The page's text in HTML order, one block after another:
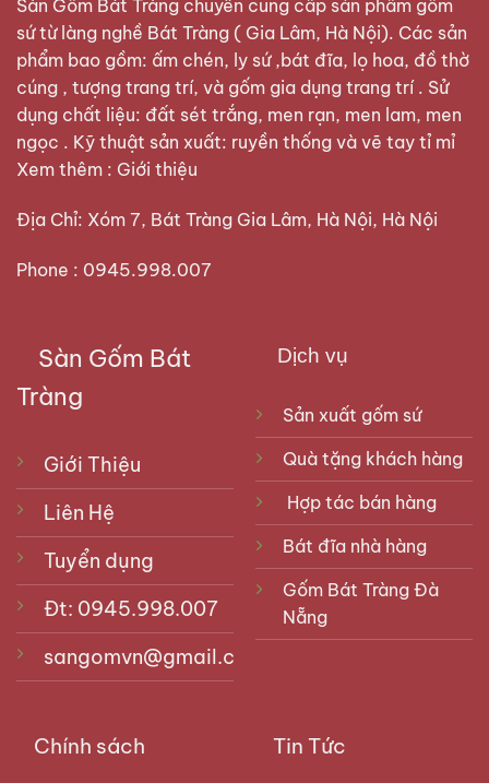
Sàn Gốm Bát Tràng chuyên cung cấp sản phẩm gốm
sứ từ làng nghề Bát Tràng ( Gia Lâm, Hà Nội). Các sản
phẩm bao gồm: ấm chén, ly sứ ,bát đĩa, lọ hoa, đồ thờ
cúng , tượng trang trí, và gốm gia dụng trang trí . Sử
dụng chất liệu: đất sét trắng, men rạn, men lam, men
ngọc . Kỹ thuật sản xuất: ruyền thống và vẽ tay tỉ mỉ
Xem thêm : Giới thiệu
Địa Chỉ: Xóm 7, Bát Tràng Gia Lâm, Hà Nội, Hà Nội
Phone : 0945.998.007
Sàn Gốm Bát
Tràng
Giới Thiệu
Liên Hệ
Tuyển dụng
Đt: 0945.998.007
sangomvn@gmail.com
Dịch vụ
Sản xuất gốm sứ
Quà tặng khách hàng
Hợp tác bán hàng
Bát đĩa nhà hàng
Gốm Bát Tràng Đà
Nẵng
Chính sách Tin Tức